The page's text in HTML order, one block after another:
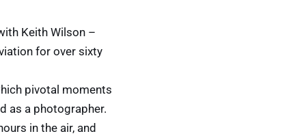
Keith Wilson –
for over sixty
pivotal moments
as a photographer.
in the air, and